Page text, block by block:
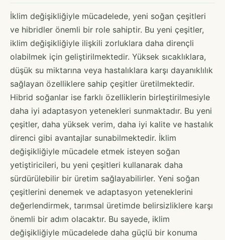
İklim değişikliğiyle mücadelede, yeni soğan çeşitleri
ve hibridler önemli bir role sahiptir. Bu yeni çeşitler,
iklim değişikliğiyle ilişkili zorluklara daha dirençli
olabilmek için geliştirilmektedir. Yüksek sıcaklıklara,
düşük su miktarına veya hastalıklara karşı dayanıklılık
sağlayan özelliklere sahip çeşitler üretilmektedir.
Hibrid soğanlar ise farklı özelliklerin birleştirilmesiyle
daha iyi adaptasyon yetenekleri sunmaktadır. Bu yeni
çeşitler, daha yüksek verim, daha iyi kalite ve hastalık
direnci gibi avantajlar sunabilmektedir. İklim
değişikliğiyle mücadele etmek isteyen soğan
yetiştiricileri, bu yeni çeşitleri kullanarak daha
sürdürülebilir bir üretim sağlayabilirler. Yeni soğan
çeşitlerini denemek ve adaptasyon yeteneklerini
değerlendirmek, tarımsal üretimde belirsizliklere karşı
önemli bir adım olacaktır. Bu sayede, iklim
değişikliğiyle mücadelede daha güçlü bir konuma